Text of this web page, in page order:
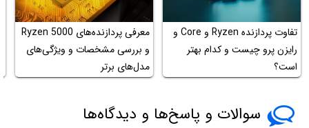
تفاوت پردازنده Ryzen و Core و
رایزن پرو چیست و کدام بهتر
است؟
معرفی پردازنده‌های Ryzen 5000
و بررسی مشخصات و ویژگی‌های
مدل‌های برتر
سوالات و پاسخ‌ها و دیدگاه‌ها